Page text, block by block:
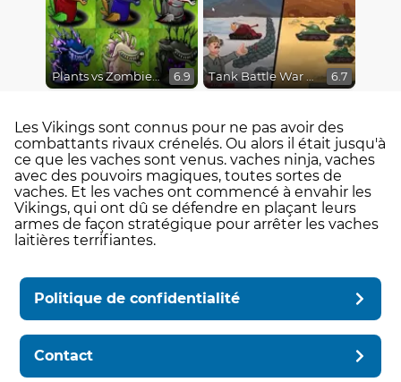
Plants vs Zombies Fusion Mode 6.9 Tank Battle War Commander 6.7
Les Vikings sont connus pour ne pas avoir des
combattants rivaux crénelés. Ou alors il était jusqu'à
ce que les vaches sont venus. vaches ninja, vaches
avec des pouvoirs magiques, toutes sortes de
vaches. Et les vaches ont commencé à envahir les
Vikings, qui ont dû se défendre en plaçant leurs
armes de façon stratégique pour arrêter les vaches
laitières terrifiantes.
Politique de confidentialité
Contact